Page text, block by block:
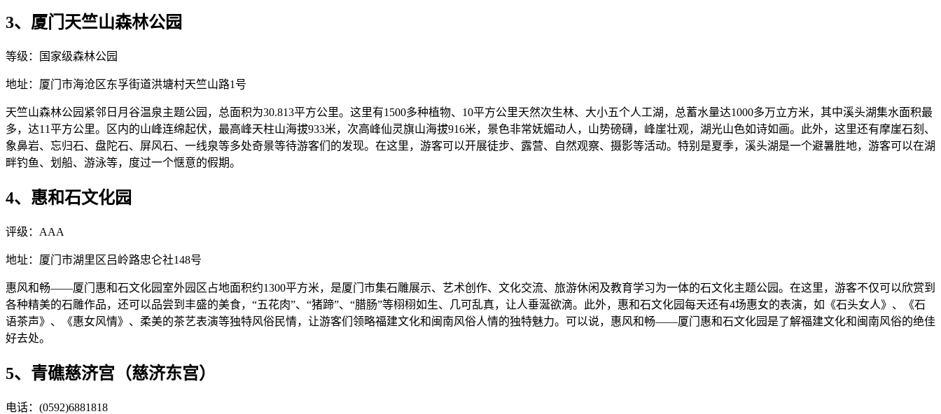
3、厦门天竺山森林公园
等级：国家级森林公园
地址：厦门市海沧区东孚街道洪塘村天竺山路1号
天竺山森林公园紧邻日月谷温泉主题公园，总面积为30.813平方公里。这里有1500多种植物、10平方公里天然次生林、大小五个人工湖，总蓄水量达1000多万立方米，其中溪头湖集水面积最
多，达11平方公里。区内的山峰连绵起伏，最高峰天柱山海拔933米，次高峰仙灵旗山海拔916米，景色非常妩媚动人，山势磅礴，峰崖壮观，湖光山色如诗如画。此外，这里还有摩崖石刻、
象鼻岩、忘归石、盘陀石、屏风石、一线泉等多处奇景等待游客们的发现。在这里，游客可以开展徒步、露营、自然观察、摄影等活动。特别是夏季，溪头湖是一个避暑胜地，游客可以在湖
畔钓鱼、划船、游泳等，度过一个惬意的假期。
4、惠和石文化园
评级：AAA
地址：厦门市湖里区吕岭路忠仑社148号
惠风和畅——厦门惠和石文化园室外园区占地面积约1300平方米，是厦门市集石雕展示、艺术创作、文化交流、旅游休闲及教育学习为一体的石文化主题公园。在这里，游客不仅可以欣赏到
各种精美的石雕作品，还可以品尝到丰盛的美食，“五花肉”、“猪蹄”、“腊肠”等栩栩如生、几可乱真，让人垂涎欲滴。此外，惠和石文化园每天还有4场惠女的表演，如《石头女人》、《石
语茶声》、《惠女风情》、柔美的茶艺表演等独特风俗民情，让游客们领略福建文化和闽南风俗人情的独特魅力。可以说，惠风和畅——厦门惠和石文化园是了解福建文化和闽南风俗的绝佳
好去处。
5、青礁慈济宫（慈济东宫）
电话：(0592)6881818